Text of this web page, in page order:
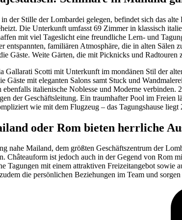
der Stille der Lombardei gelegen, befindet sich das
Die Unterkunft umfasst 69 Zimmer in klassisch
mit viel Tageslicht eine freundliche Lern- und
entspannten, familiären Atmosphäre, die in alten
Gäste. Weite Gärten, die mit Picknicks und
Scotti mit Unterkunft im mondänen Stil der
Gäste mit eleganten Salons samt Stuck und
italienische Noblesse und Moderne
der Geschäftsleitung. Ein traumhafter Pool im
wie mit dem Flugzeug – das Tagungshause
oder Rom bieten herrliche
nahe Mailand, dem größten Geschäftszentrum der
Châteauform ist jedoch auch in der Gegend von Rom
Tagungen mit einem attraktiven Freizeitangebot sowie
die persönlichen Beziehungen im Team und